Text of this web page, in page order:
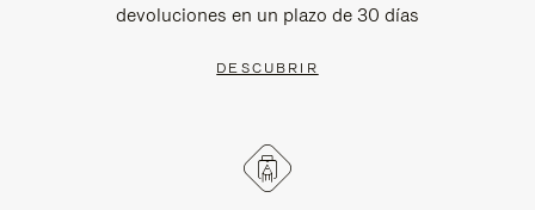
devoluciones en un plazo de 30 días
DESCUBRIR